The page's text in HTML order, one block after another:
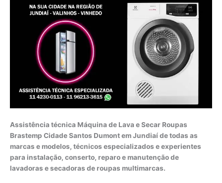
Assistência técnica Máquina de Lava e Secar Roupas
Brastemp Cidade Santos Dumont em Jundiaí de todas as
marcas e modelos, técnicos especializados e experientes
para instalação, conserto, reparo e manutenção de
lavadoras e secadoras de roupas multimarcas.